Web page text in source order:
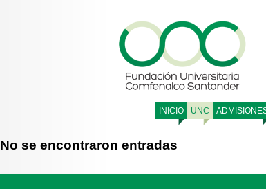
INICIO UNC
No se encontraron entradas